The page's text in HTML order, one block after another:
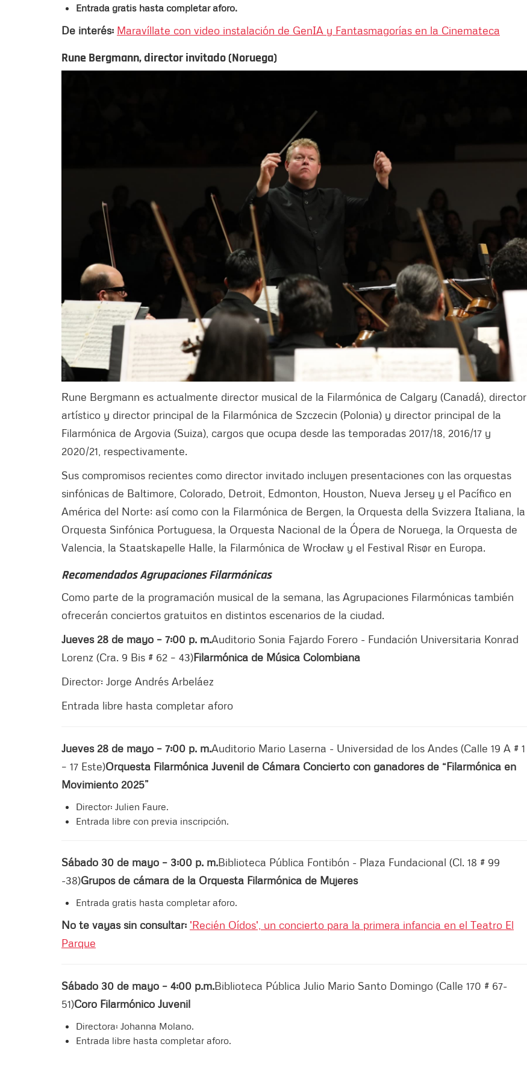
Entrada gratis hasta completar aforo.
De interés: Maravíllate con video instalación de GenIA y Fantasmagorías en la Cinemateca
Rune Bergmann, director invitado (Noruega)
Rune Bergmann es actualmente director musical de la Filarmónica de Calgary (Canadá), director
artístico y director principal de la Filarmónica de Szczecin (Polonia) y director principal de la
Filarmónica de Argovia (Suiza), cargos que ocupa desde las temporadas 2017/18, 2016/17 y
2020/21, respectivamente.
Sus compromisos recientes como director invitado incluyen presentaciones con las orquestas
sinfónicas de Baltimore, Colorado, Detroit, Edmonton, Houston, Nueva Jersey y el Pacífico en
América del Norte; así como con la Filarmónica de Bergen, la Orquesta della Svizzera Italiana, la
Orquesta Sinfónica Portuguesa, la Orquesta Nacional de la Ópera de Noruega, la Orquesta de
Valencia, la Staatskapelle Halle, la Filarmónica de Wrocław y el Festival Risør en Europa.
Recomendados Agrupaciones Filarmónicas
Como parte de la programación musical de la semana, las Agrupaciones Filarmónicas también
ofrecerán conciertos gratuitos en distintos escenarios de la ciudad.
Jueves 28 de mayo – 7:00 p. m.Auditorio Sonia Fajardo Forero - Fundación Universitaria Konrad
Lorenz (Cra. 9 Bis # 62 – 43)Filarmónica de Música Colombiana
Director: Jorge Andrés Arbeláez
Entrada libre hasta completar aforo
Jueves 28 de mayo – 7:00 p. m.Auditorio Mario Laserna ­- Universidad de los Andes (Calle 19 A # 1
– 17 Este)Orquesta Filarmónica Juvenil de Cámara Concierto con ganadores de “Filarmónica en
Movimiento 2025”
Director: Julien Faure.
Entrada libre con previa inscripción.
Sábado 30 de mayo – 3:00 p. m.Biblioteca Pública Fontibón - Plaza Fundacional (Cl. 18 # 99
-38)Grupos de cámara de la Orquesta Filarmónica de Mujeres
Entrada gratis hasta completar aforo.
No te vayas sin consultar: 'Recién Oídos', un concierto para la primera infancia en el Teatro El
Parque
Sábado 30 de mayo – 4:00 p.m.Biblioteca Pública Julio Mario Santo Domingo (Calle 170 # 67-
51)Coro Filarmónico Juvenil
Directora: Johanna Molano.
Entrada libre hasta completar aforo.